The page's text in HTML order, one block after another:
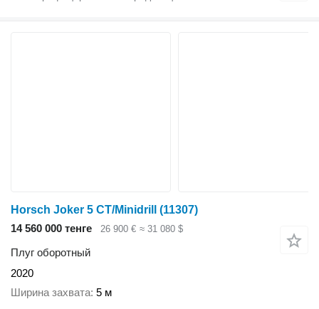
Horsch Joker 5 CT/Minidrill (11307)
14 560 000 тенге
26 900 € ≈ 31 080 $
Плуг оборотный
2020
Ширина захвата 5 м